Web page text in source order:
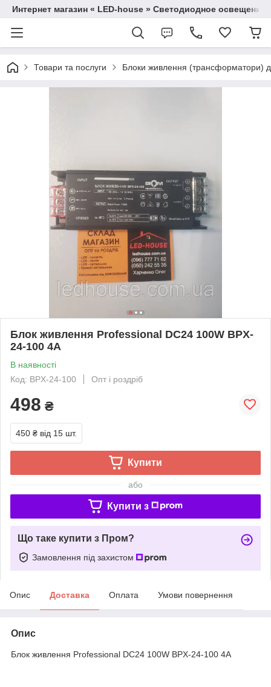
Интернет магазин « LED-house » Светодиодное освещение
Товари та послуги Блоки живлення (трансформатори)
Блок живлення Professional DC24 100W BPX-
24-100 4A
В наявності
Код: BPX-24-100
Опт і роздріб
498 ₴
450 ₴ від 15 шт.
Купити
або
Купити з
Що таке купити з Пром?
Замовлення під захистом
Опис Доставка Оплата Умови повернення
Опис
Блок живлення Professional DC24 100W BPX-24-100 4A